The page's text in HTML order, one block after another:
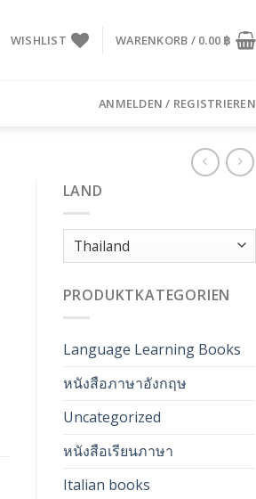
WISHLIST WARENKORB / 0.00 ฿
ANMELDEN / REGISTRIEREN
LAND
PRODUKTKATEGORIEN
Language Learning Books
หนังสือภาษาอังกฤษ
Uncategorized
หนังสือเรียนภาษา
Italian books